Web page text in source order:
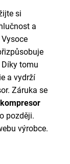
si
a
Vysoce
tomu
a vydrží
Záruka se
později.
výrobce.